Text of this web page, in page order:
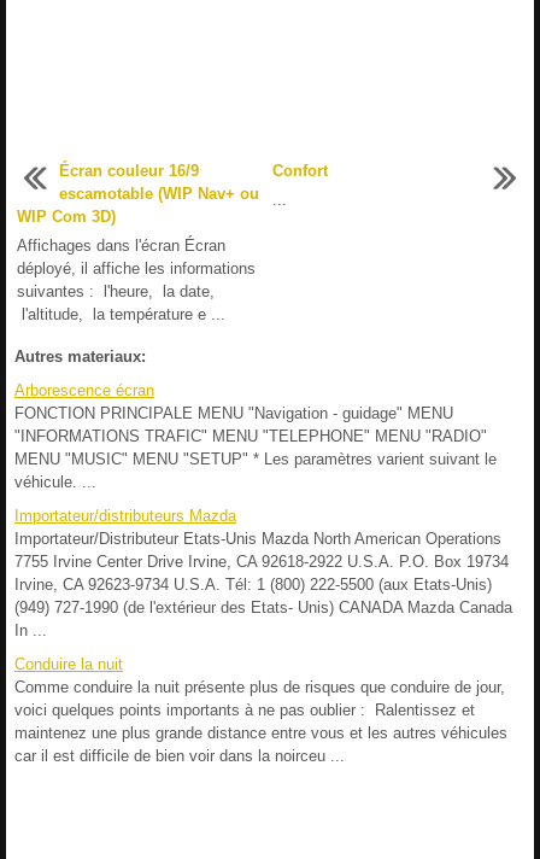
Écran couleur 16/9
escamotable (WIP Nav+ ou
WIP Com 3D)
Affichages dans l'écran Écran
déployé, il affiche les informations
suivantes : l'heure, la date,
l'altitude, la température e ...
Confort
Autres materiaux:
Arborescence écran
FONCTION PRINCIPALE MENU "Navigation - guidage" MENU
"INFORMATIONS TRAFIC" MENU "TELEPHONE" MENU "RADIO"
MENU "MUSIC" MENU "SETUP" * Les paramètres varient suivant le
véhicule. ...
Importateur/distributeurs Mazda
Importateur/Distributeur Etats-Unis Mazda North American Operations
7755 Irvine Center Drive Irvine, CA 92618-2922 U.S.A. P.O. Box 19734
Irvine, CA 92623-9734 U.S.A. Tél: 1 (800) 222-5500 (aux Etats-Unis)
(949) 727-1990 (de l'extérieur des Etats- Unis) CANADA Mazda Canada
In ...
Conduire la nuit
Comme conduire la nuit présente plus de risques que conduire de jour,
voici quelques points importants à ne pas oublier : Ralentissez et
maintenez une plus grande distance entre vous et les autres véhicules
car il est difficile de bien voir dans la noirceu ...